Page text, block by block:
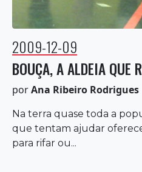
2009-12-09
BOUÇA, A ALDEIA QUE
porAna Ribeiro Rodrigues
Na terra quase toda a
que tentam ajudar
para rifar ou...